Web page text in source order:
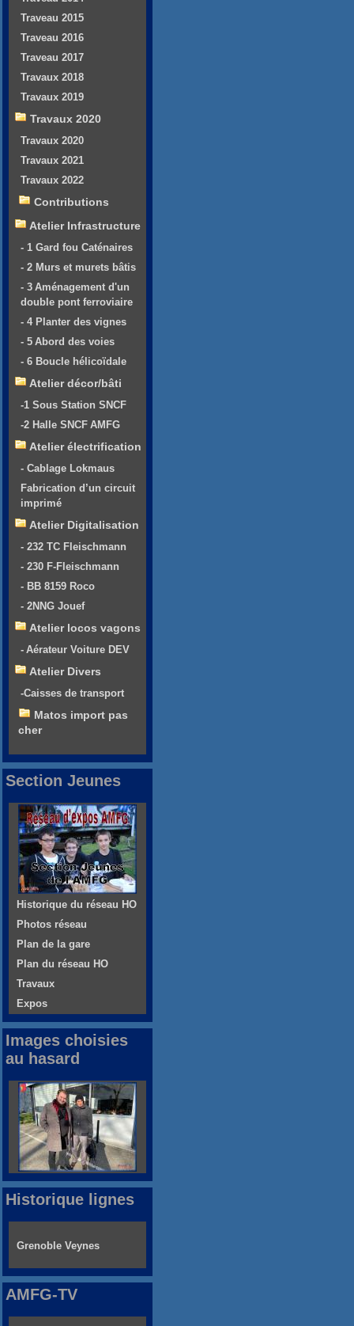
Traveau 2015
Traveau 2016
Traveau 2017
Travaux 2018
Travaux 2019
Travaux 2020
Travaux 2020
Travaux 2021
Travaux 2022
Contributions
Atelier Infrastructure
- 1 Gard fou Caténaires
- 2 Murs et murets bâtis
- 3 Aménagement d'un
double pont ferroviaire
- 4 Planter des vignes
- 5 Abord des voies
- 6 Boucle hélicoïdale
Atelier décor/bâti
-1 Sous Station SNCF
-2 Halle SNCF AMFG
Atelier électrification
- Cablage Lokmaus
Fabrication d’un circuit
imprimé
Atelier Digitalisation
- 232 TC Fleischmann
- 230 F-Fleischmann
- BB 8159 Roco
- 2NNG Jouef
Atelier locos vagons
- Aérateur Voiture DEV
Atelier Divers
-Caisses de transport
Matos import pas
cher
Section Jeunes
Historique du réseau HO
Photos réseau
Plan de la gare
Plan du réseau HO
Travaux
Expos
Images choisies
au hasard
Historique lignes
Grenoble Veynes
AMFG-TV